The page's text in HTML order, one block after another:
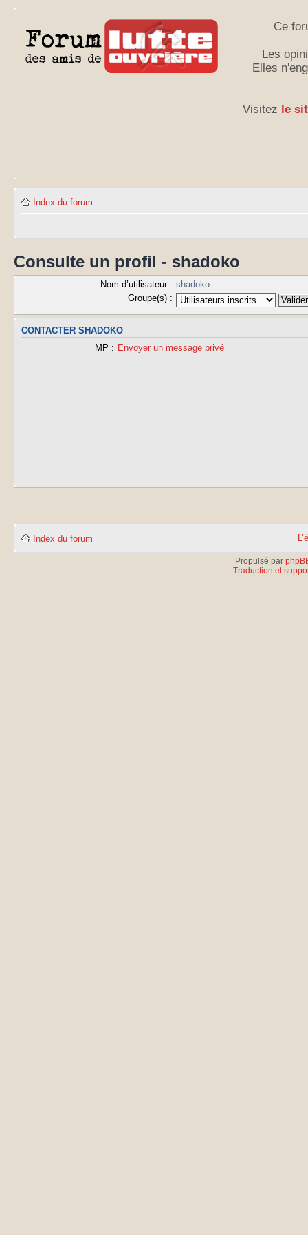
Ce
Les
Elles
Visitez le
Index du forum
Consulte un profil - shadoko
Nom d’utilisateur : shadoko
Groupe(s) :
CONTACTER SHADOKO
MP : Envoyer un message privé
Index du forum
Propulsé par
Traduction et